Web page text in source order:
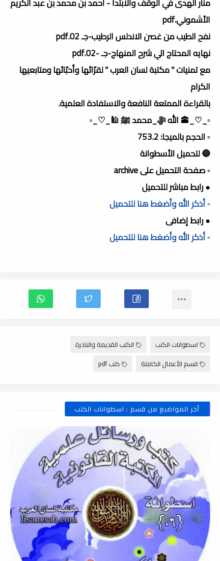
الأشموني.pdf
نفح الطيب من غصن الاندلس الرطيب-جـ 02.pdf
نهايه المحتاج الي شرح المنهاج-جـ -02.pdf
مع تمنيات " مكتبة لسان العرب " لقرّائها وأحبّائها ومتابعيها
الكرام
بالقراءة الممتعة النافعة والاستفادة العلمية.
▫️_♡_🕋 الله ﷻ_محمد ﷺ 🕌_♡_▫️
▫️ الحجم بالميجا: 753.2
🔵 لتحميل الأسطوانة
▫️ صفحة التحميل على archive
● رابط مباشر للتحميل
▫️ أذكر الله وأضغط هنا للتحميل
● رابط إضافى
▫️ أذكر الله وأضغط هنا للتحميل
اسطوانات الكتب
الكتب القديمة والنادرة
قسم الأعمال الكاملة
كتب pdf
أخر المواضيع من قسم : اسطوانات الكتب